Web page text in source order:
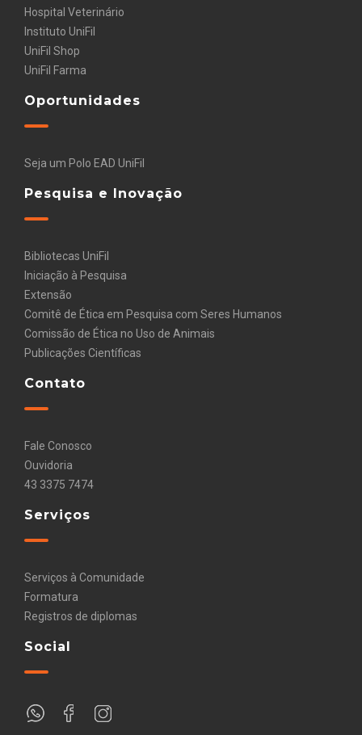
Hospital Veterinário
Instituto UniFil
UniFil Shop
UniFil Farma
Oportunidades
Seja um Polo EAD UniFil
Pesquisa e Inovação
Bibliotecas UniFil
Iniciação à Pesquisa
Extensão
Comitê de Ética em Pesquisa com Seres Humanos
Comissão de Ética no Uso de Animais
Publicações Científicas
Contato
Fale Conosco
Ouvidoria
43 3375 7474
Serviços
Serviços à Comunidade
Formatura
Registros de diplomas
Social